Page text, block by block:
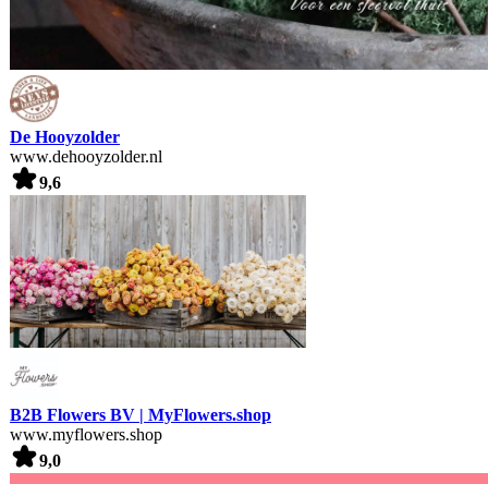
De Hooyzolder
www.dehooyzolder.nl
9,6
B2B Flowers BV | MyFlowers.shop
www.myflowers.shop
9,0